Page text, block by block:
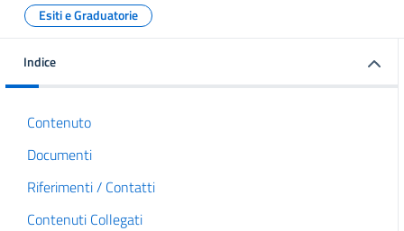
Esiti e Graduatorie
Indice
Contenuto
Documenti
Riferimenti / Contatti
Contenuti Collegati